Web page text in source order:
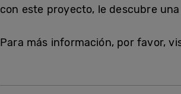
con este proyecto, le descubre
Para más información, por favor,